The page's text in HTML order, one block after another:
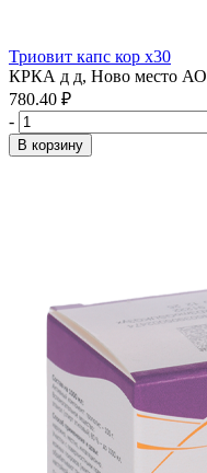
Триовит капс кор x30
КРКА д д, Ново место АО
780.40 ₽
-
В корзину